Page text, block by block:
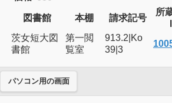
図書館 本棚 請求記号
所
茨女短大図
書館
第一閲
覧室
913.2|Ko
39|3
パソコン用の画面